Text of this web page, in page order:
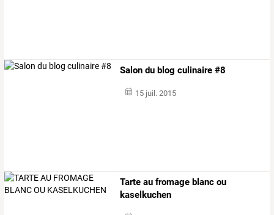
Salon du blog culinaire #8
15 juil. 2015
Tarte au fromage blanc ou
kaselkuchen